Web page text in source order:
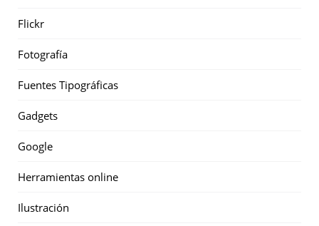
Flickr
Fotografía
Fuentes Tipográficas
Gadgets
Google
Herramientas online
Ilustración